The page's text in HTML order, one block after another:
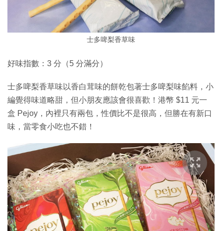
士多啤梨香草味
好味指數：3 分（5 分滿分）
士多啤梨香草味以香白茸味的餅乾包著士多啤梨味餡料，小
編覺得味道略甜，但小朋友應該會很喜歡！港幣 $11 元一
盒 Pejoy，內裡只有兩包，性價比不是很高，但勝在有新口
味，當零食小吃也不錯！